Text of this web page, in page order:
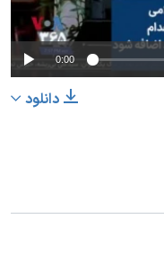
0:00
دانلود